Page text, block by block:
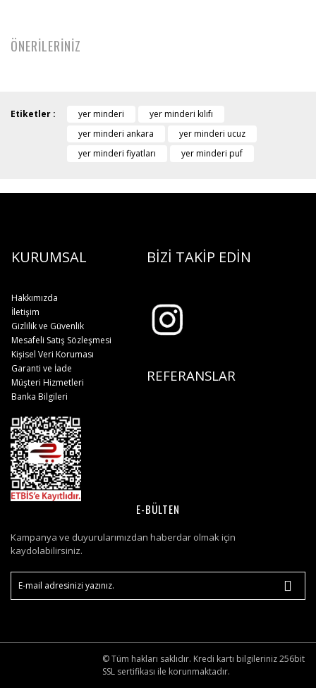
ÖNERİLERİNİZ
Etiketler : yer minderi
yer minderi kılıfı
yer minderi ankara
yer minderi ucuz
yer minderi fiyatları
yer minderi puf
KURUMSAL BİZİ TAKİP EDİN
Hakkımızda
İletişim
Gizlilik ve Güvenlik
Mesafeli Satış Sözleşmesi
Kişisel Veri Koruması
REFERANSLAR
Garanti ve İade
Müşteri Hizmetleri
Banka Bilgileri
E-BÜLTEN
Kampanya ve duyurularımızdan haberdar olmak için
kaydolabilirsiniz.
© Tüm hakları saklıdır. Kredi kartı bilgileriniz 256bit
SSL sertifikası ile korunmaktadır.